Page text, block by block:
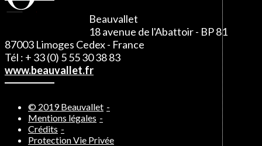
Beauvallet
18 avenue de l'Abattoir - BP 81
87003 Limoges Cedex - France
Tél : + 33 (0) 5 55 30 38 83
www.beauvallet.fr
© 2019 Beauvallet
Mentions légales
Crédits
Protection Vie Privée